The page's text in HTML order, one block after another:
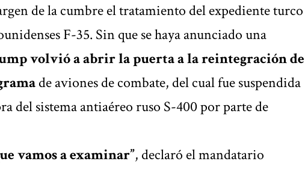
de la cumbre el tratamiento del expediente turco
F-35. Sin que se haya anunciado una
volvió a abrir la puerta a la reintegración de
de aviones de combate, del cual fue suspendida
del sistema antiaéreo ruso S-400 por parte de
vamos a examinar”, declaró el mandatario